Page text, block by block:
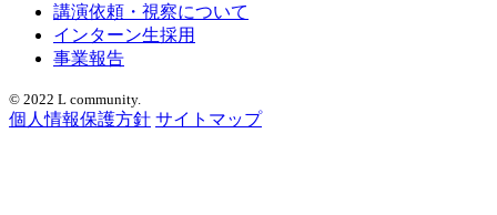
講演依頼・視察について
インターン生採用
事業報告
© 2022 L community.
個人情報保護方針 サイトマップ